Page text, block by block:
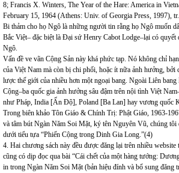
8; Francis X. Winters, The Year of the Hare: America in
February 15, 1964 (Athens: Univ. of Georgia Press, 1997),
Bi thảm cho họ Ngô là những người tin rằng họ Ngô muốn
Bắc Việt– đặc biệt là Đại sứ Henry Cabot Lodge–lại có quyết
Ngô.
Vấn đề ve vãn Cộng Sản này khá phức tạp. Nó không chỉ
của Việt Nam mà còn bị chi phối, hoặc ít nữa ảnh hưởng, bởi
lược thế giới của nhiều hơn một ngoại bang. Ngoài Liên
Cộng–ba quốc gia ảnh hưởng sâu đậm trên nội tình Việt
như Pháp, India [Ấn Độ], Poland [Ba Lan] hay vương quốc
Trong biên khảo Tôn Giáo & Chính Trị: Phật Giáo, 1963-
và tâm bút Ngàn Năm Soi Mặt, ký tên Nguyên Vũ, chúng tôi
dưới tiểu tựa “Phiến Cộng trong Dinh Gia Long.”(4)
4. Hai chương sách này đều được đăng lại trên nhiều
cũng có dịp đọc qua bài “Cái chết của một hàng tướng:
in trong Ngàn Năm Soi Mặt (bản hiệu đính và bổ sung đăng